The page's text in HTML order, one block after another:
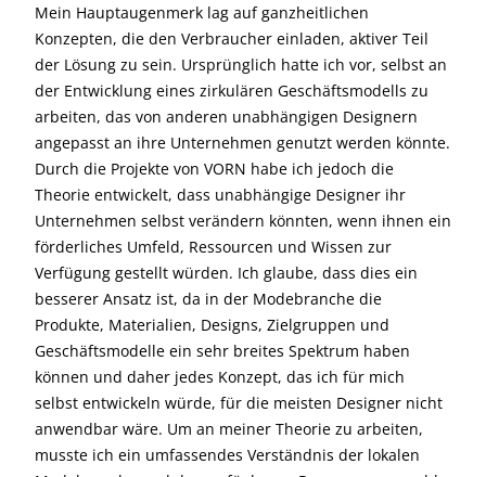
Mein Hauptaugenmerk lag auf ganzheitlichen
Konzepten, die den Verbraucher einladen, aktiver Teil
der Lösung zu sein. Ursprünglich hatte ich vor, selbst an
der Entwicklung eines zirkulären Geschäftsmodells zu
arbeiten, das von anderen unabhängigen Designern
angepasst an ihre Unternehmen genutzt werden könnte.
Durch die Projekte von VORN habe ich jedoch die
Theorie entwickelt, dass unabhängige Designer ihr
Unternehmen selbst verändern könnten, wenn ihnen ein
förderliches Umfeld, Ressourcen und Wissen zur
Verfügung gestellt würden. Ich glaube, dass dies ein
besserer Ansatz ist, da in der Modebranche die
Produkte, Materialien, Designs, Zielgruppen und
Geschäftsmodelle ein sehr breites Spektrum haben
können und daher jedes Konzept, das ich für mich
selbst entwickeln würde, für die meisten Designer nicht
anwendbar wäre. Um an meiner Theorie zu arbeiten,
musste ich ein umfassendes Verständnis der lokalen